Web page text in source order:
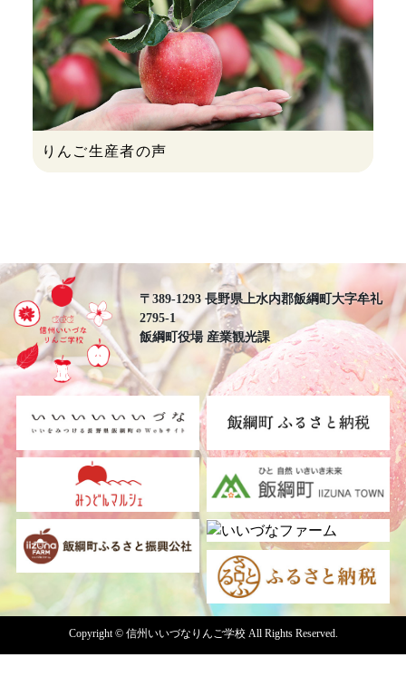
りんご生産者の声
〒389-1293 長野県上水内郡飯綱町大字牟礼
2795-1
飯綱町役場 産業観光課
Copyright © 信州いいづなりんご学校 All Rights Reserved.